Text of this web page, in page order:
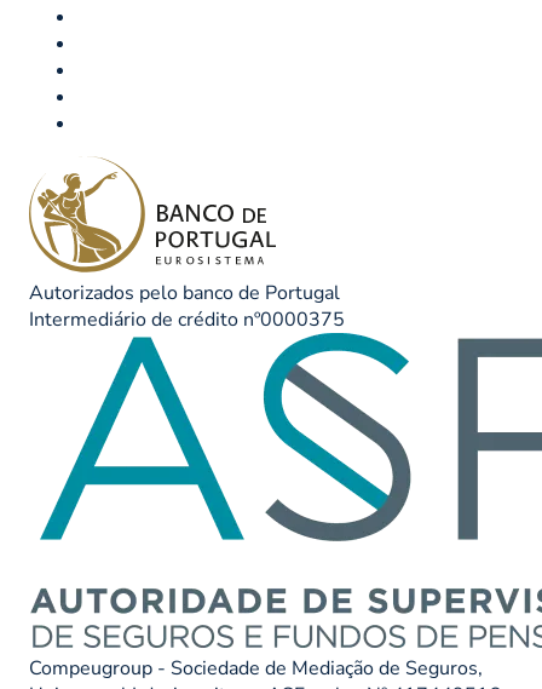
Autorizados pelo banco de Portugal
Intermediário de crédito nº0000375
Compeugroup - Sociedade de Mediação de Seguros,